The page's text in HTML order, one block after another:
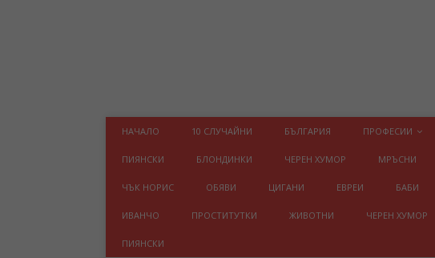
НАЧАЛО 10 СЛУЧАЙНИ БЪЛГАРИЯ ПРОФЕСИИ
ПИЯНСКИ БЛОНДИНКИ ЧЕРЕН ХУМОР МРЪСНИ
ЧЪК НОРИС ОБЯВИ ЦИГАНИ ЕВРЕИ БАБИ
ИВАНЧО ПРОСТИТУТКИ ЖИВОТНИ ЧЕРЕН ХУМОР
ПИЯНСКИ